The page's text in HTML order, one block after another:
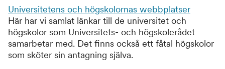
Universitetens och högskolornas webbplatser
Här har vi samlat länkar till de universitet och
högskolor som Universitets- och högskolerådet
samarbetar med. Det finns också ett fåtal högskolor
som sköter sin antagning själva.